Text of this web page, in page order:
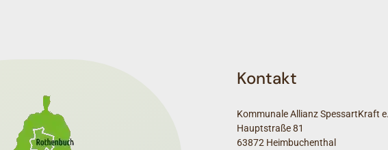
Kontakt
Kommunale Allianz SpessartKraft
Hauptstraße 81
63872 Heimbuchenthal